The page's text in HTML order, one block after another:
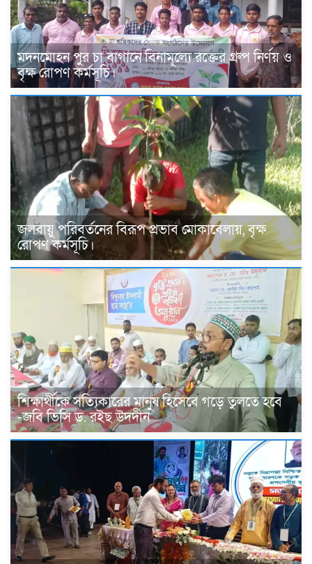
মদনমোহন পুর চা বাগানে বিনামূল্যে রক্তের গ্রুপ নির্ণয় ও
বৃক্ষ রোপণ কর্মসূচি।
জলবায়ু পরিবর্তনের বিরূপ প্রভাব মোকাবেলায়, বৃক্ষ
রোপণ কর্মসূচি।
শিক্ষার্থীকে সত্যিকারের মানুষ হিসেবে গড়ে তুলতে হবে
-জবি ভিসি ড. রইছ উদদীন